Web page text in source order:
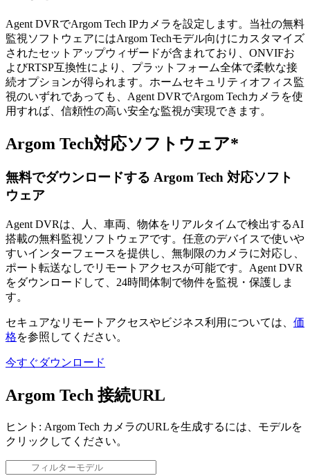
Agent DVRでArgom Tech IPカメラを設定します。当社の無料
監視ソフトウェアにはArgom Techモデル向けにカスタマイズ
されたセットアップウィザードが含まれており、ONVIFお
よびRTSP互換性により、プラットフォーム全体で柔軟な接
続オプションが得られます。ホームセキュリティオフィス監
視のいずれであっても、Agent DVRでArgom Techカメラを使
用すれば、信頼性の高い安全な監視が実現できます。
Argom Tech対応ソフトウェア*
無料でダウンロードする Argom Tech 対応ソフト
ウェア
Agent DVRは、人、車両、物体をリアルタイムで検出するAI
搭載の無料監視ソフトウェアです。任意のデバイスで使いや
すいインターフェースを提供し、無制限のカメラに対応し、
ポート転送なしでリモートアクセスが可能です。Agent DVR
をダウンロードして、24時間体制で物件を監視・保護しま
す。
セキュアなリモートアクセスやビジネス利用については、 価
格を参照してください。
今すぐダウンロード
Argom Tech 接続URL
ヒント: Argom Tech カメラのURLを生成するには、モデルを
クリックしてください。